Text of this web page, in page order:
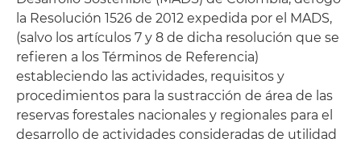
la Resolución 1526 de 2012 expedida por el MADS,
(salvo los artículos 7 y 8 de dicha resolución que se
refieren a los Términos de Referencia)
estableciendo las actividades, requisitos y
procedimientos para la sustracción de área de las
reservas forestales nacionales y regionales para el
desarrollo de actividades consideradas de utilidad